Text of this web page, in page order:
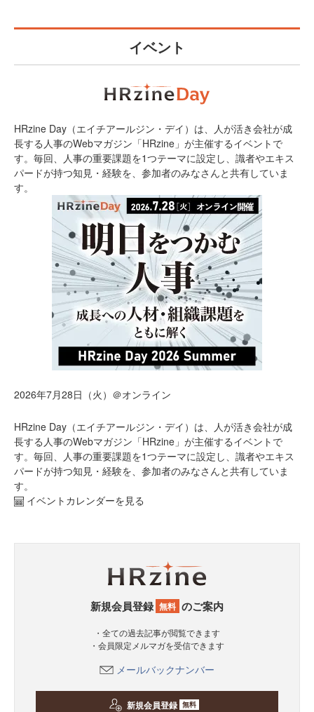
イベント
HRzine Day（エイチアールジン・デイ）は、人が活き会社が成
長する人事のWebマガジン「HRzine」が主催するイベントで
す。毎回、人事の重要課題を1つテーマに設定し、識者やエキス
パードが持つ知見・経験を、参加者のみなさんと共有していま
す。
2026年7月28日（火）＠オンライン
HRzine Day（エイチアールジン・デイ）は、人が活き会社が成
長する人事のWebマガジン「HRzine」が主催するイベントで
す。毎回、人事の重要課題を1つテーマに設定し、識者やエキス
パードが持つ知見・経験を、参加者のみなさんと共有していま
す。
イベントカレンダーを見る
新規会員登録 無料 のご案内
・全ての過去記事が閲覧できます
・会員限定メルマガを受信できます
メールバックナンバー
新規会員登録 無料